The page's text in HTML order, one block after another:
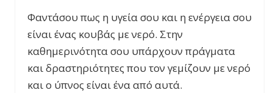
Φαντάσου πως η υγεία σου και η ενέργεια σου
είναι ένας κουβάς με νερό. Στην
καθημερινότητα σου υπάρχουν πράγματα
και δραστηριότητες που τον γεμίζουν με νερό
και ο ύπνος είναι ένα από αυτά.